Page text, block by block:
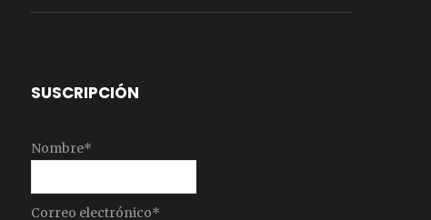
SUSCRIPCIÓN
Nombre*
Correo electrónico*